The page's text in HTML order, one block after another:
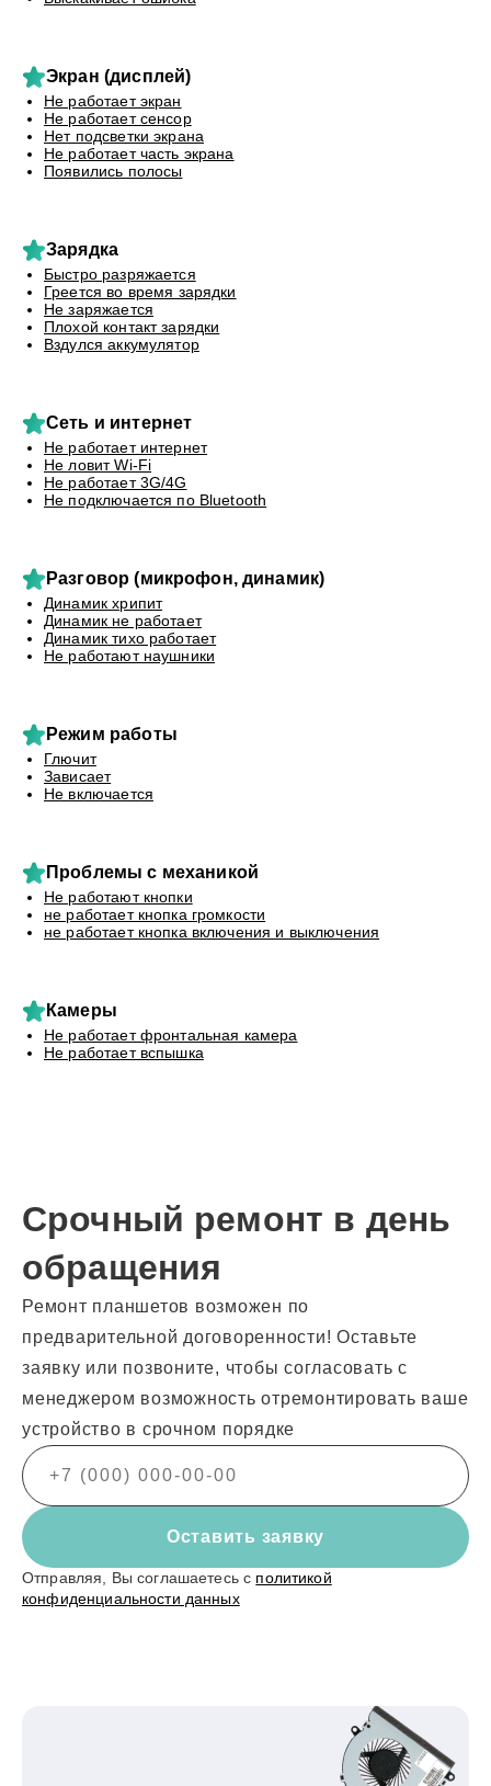
Экран (дисплей)
Не работает экран
Не работает сенсор
Нет подсветки экрана
Не работает часть экрана
Появились полосы
Зарядка
Быстро разряжается
Греется во время зарядки
Не заряжается
Плохой контакт зарядки
Вздулся аккумулятор
Сеть и интернет
Не работает интернет
Не ловит Wi-Fi
Не работает 3G/4G
Не подключается по Bluetooth
Разговор (микрофон, динамик)
Динамик хрипит
Динамик не работает
Динамик тихо работает
Не работают наушники
Режим работы
Глючит
Зависает
Не включается
Проблемы с механикой
Не работают кнопки
не работает кнопка громкости
не работает кнопка включения и выключения
Камеры
Не работает фронтальная камера
Не работает вспышка
Срочный ремонт в день
обращения
Ремонт планшетов возможен по
предварительной договоренности! Оставьте
заявку или позвоните, чтобы согласовать с
менеджером возможность отремонтировать ваше
устройство в срочном порядке
Оставить заявку
Отправляя, Вы соглашаетесь с политикой
конфиденциальности данных